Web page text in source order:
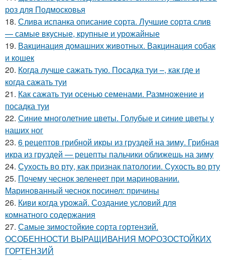
роз для Подмосковья
18. Слива испанка описание сорта. Лучшие сорта слив
— самые вкусные, крупные и урожайные
19. Вакцинация домашних животных. Вакцинация собак
и кошек
20. Когда лучше сажать тую. Посадка туи –, как где и
когда сажать туи
21. Как сажать туи осенью семенами. Размножение и
посадка туи
22. Синие многолетние цветы. Голубые и синие цветы у
наших ног
23. 6 рецептов грибной икры из груздей на зиму. Грибная
икра из груздей — рецепты пальчики оближешь на зиму
24. Сухость во рту, как признак патологии. Сухость во рту
25. Почему чеснок зеленеет при мариновании.
Маринованный чеснок посинел: причины
26. Киви когда урожай. Создание условий для
комнатного содержания
27. Самые зимостойкие сорта гортензий.
ОСОБЕННОСТИ ВЫРАЩИВАНИЯ МОРОЗОСТОЙКИХ
ГОРТЕНЗИЙ